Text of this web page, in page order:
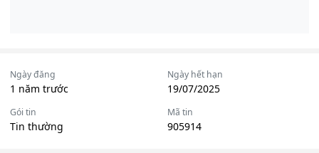
Ngày đăng
1 năm trước
Ngày hết hạn
19/07/2025
Gói tin
Tin thường
Mã tin
905914